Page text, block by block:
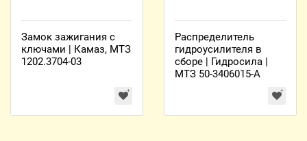
Замок зажигания с
ключами | Камаз, МТЗ
1202.3704-03
Распределитель
гидроусилителя в
сборе | Гидросила |
МТЗ 50-3406015-А